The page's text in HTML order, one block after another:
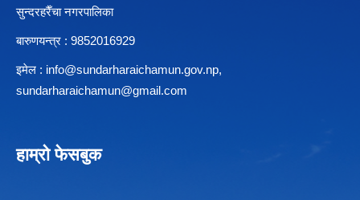
सुन्दरहरैँचा नगरपालिका
बारुणयन्त्र : 9852016929
इमेल : info@sundarharaichamun.gov.np,
sundarharaichamun@gmail.com
हाम्रो फेसबुक